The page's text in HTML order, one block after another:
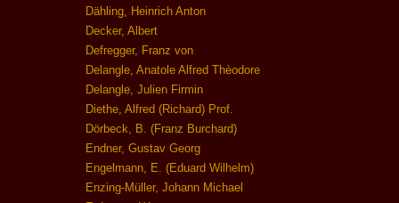
Dähling, Heinrich Anton
Decker, Albert
Defregger, Franz von
Delangle, Anatole Alfred Thèodore
Delangle, Julien Firmin
Diethe, Alfred (Richard) Prof.
Dörbeck, B. (Franz Burchard)
Endner, Gustav Georg
Engelmann, E. (Eduard Wilhelm)
Enzing-Müller, Johann Michael